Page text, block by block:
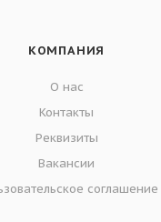
КОМПАНИЯ
О нас
Контакты
Реквизиты
Вакансии
соглашение